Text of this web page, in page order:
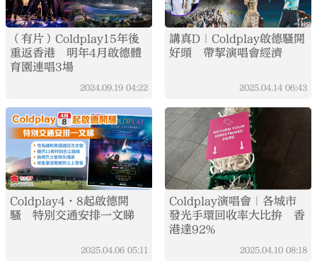
（有片）Coldplay15年後
重返香港 明年4月啟德體
育園連唱3場
2024.09.19 04:22
講真D｜Coldplay啟德騷開
好頭 帶挈演唱會經濟
2025.04.14 06:43
Coldplay4·8起啟德開
騷 特別交通安排一文睇
2025.04.06 05:11
Coldplay演唱會｜各城市
發光手環回收率大比拚 香
港達92%
2025.04.10 08:18